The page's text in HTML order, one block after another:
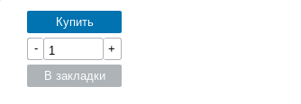
Купить
-
+
В закладки